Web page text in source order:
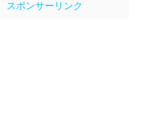
スポンサーリンク